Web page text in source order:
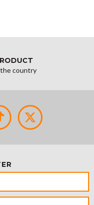
country